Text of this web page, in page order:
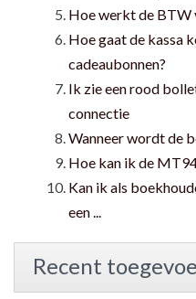
Hoe werkt de BTW
Hoe gaat de kassa
cadeaubonnen?
Ik zie een rood
connectie
Wanneer wordt de
Hoe kan ik de
Kan ik als
een ...
Recent